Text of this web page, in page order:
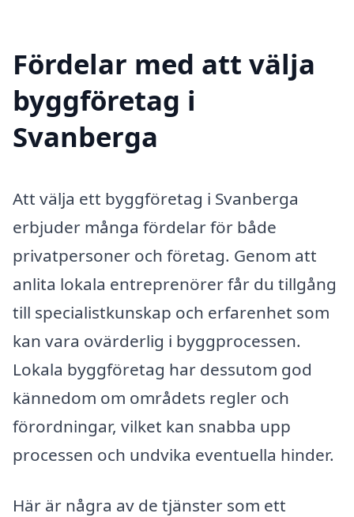
Fördelar med att välja
byggföretag i
Svanberga
Att välja ett byggföretag i Svanberga
erbjuder många fördelar för både
privatpersoner och företag. Genom att
anlita lokala entreprenörer får du tillgång
till specialistkunskap och erfarenhet som
kan vara ovärderlig i byggprocessen.
Lokala byggföretag har dessutom god
kännedom om områdets regler och
förordningar, vilket kan snabba upp
processen och undvika eventuella hinder.
Här är några av de tjänster som ett